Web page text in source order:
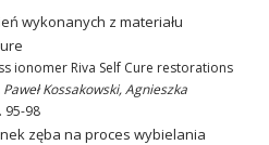
wykonanych z materiału
ionomer Riva Self Cure restorations
Kossakowski, Agnieszka
95-98
zęba na proces wybielania